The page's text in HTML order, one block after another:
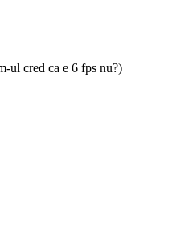
ul cred ca e 6 fps nu?)